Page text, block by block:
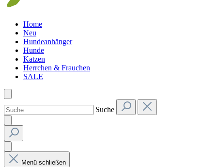
Home
Neu
Hundeanhänger
Hunde
Katzen
Herrchen & Frauchen
SALE
Suche
Menü schließen